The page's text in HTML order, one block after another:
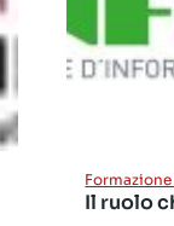
Il ruolo